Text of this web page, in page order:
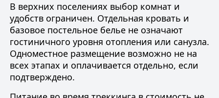
В верхних поселениях выбор комнат и
удобств ограничен. Отдельная кровать и
базовое постельное белье не означают
гостиничного уровня отопления или санузла.
Одноместное размещение возможно не на
всех этапах и оплачивается отдельно, если
подтверждено.